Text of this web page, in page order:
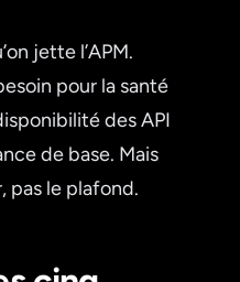
jette l’APM.
pour la santé
des API
de base. Mais
pas le plafond.